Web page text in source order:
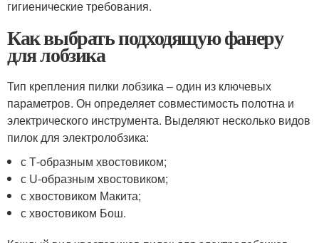
гигиенические требования.
Как выбрать подходящую фанеру
для лобзика
Тип крепления пилки лобзика – один из ключевых
параметров. Он определяет совместимость полотна и
электрического инструмента. Выделяют несколько видов
пилок для электролобзика:
с Т-образным хвостовиком;
с U-образным хвостовиком;
с хвостовиком Макита;
с хвостовиком Бош.